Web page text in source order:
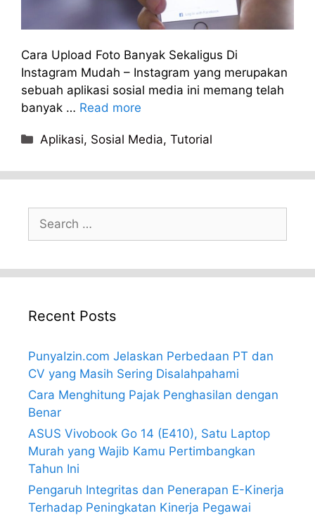
Cara Upload Foto Banyak Sekaligus Di
Instagram Mudah – Instagram yang merupakan
sebuah aplikasi sosial media ini memang telah
banyak … Read more
Categories
Aplikasi, Sosial Media,Tutorial
for:
Recent Posts
PunyaIzin.com Jelaskan Perbedaan PT dan
CV yang Masih Sering Disalahpahami
Cara Menghitung Pajak Penghasilan dengan
Benar
ASUS Vivobook Go 14 (E410), Satu Laptop
Murah yang Wajib Kamu Pertimbangkan
Tahun Ini
Pengaruh Integritas dan Penerapan E-Kinerja
Terhadap Peningkatan Kinerja Pegawai